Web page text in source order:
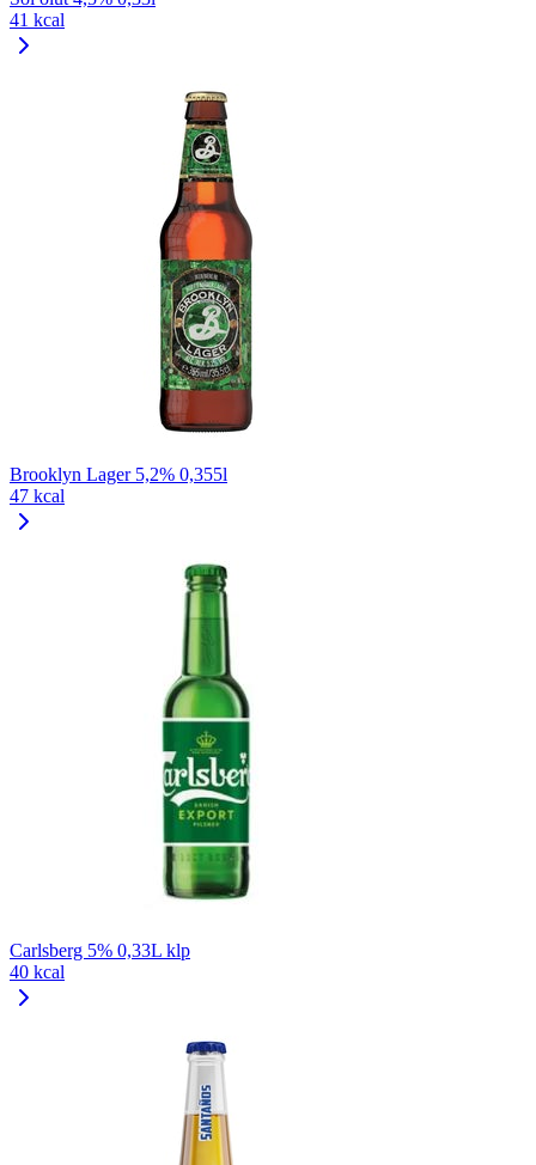
41 kcal
Brooklyn Lager 5,2% 0,355l
47 kcal
Carlsberg 5% 0,33L klp
40 kcal